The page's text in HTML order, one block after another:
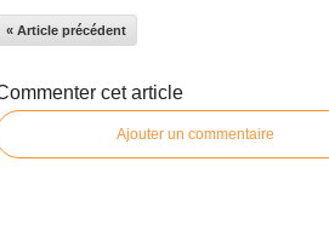
« Article précédent
cet article
Ajouter un commentaire